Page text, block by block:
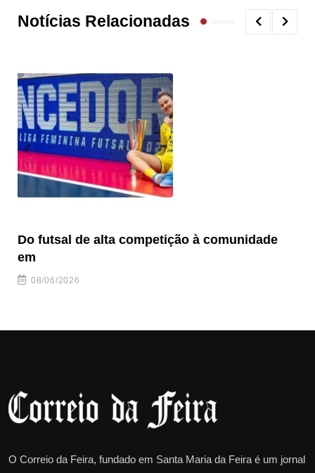
Notícias Relacionadas
Do futsal de alta competição à comunidade
em
08/06/2026
O Correio da Feira, fundado em Santa Maria da Feira é um jornal